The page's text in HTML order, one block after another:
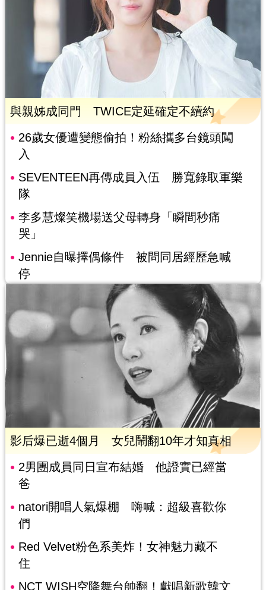
與親姊成同門 TWICE定延確定不續約
26歲女優遭變態偷拍！粉絲攜多台鏡頭闖
入
SEVENTEEN再傳成員入伍 勝寬錄取軍樂
隊
李多慧燦笑機場送父母轉身「瞬間秒痛
哭」
Jennie自曝擇偶條件 被問同居經歷急喊
停
影后爆已逝4個月 女兒鬧翻10年才知真相
2男團成員同日宣布結婚 他證實已經當
爸
natori開唱人氣爆棚 嗨喊：超級喜歡你
們
Red Velvet粉色系美炸！女神魅力藏不
住
NCT WISH空降舞台帥翻！獻唱新歌韓文